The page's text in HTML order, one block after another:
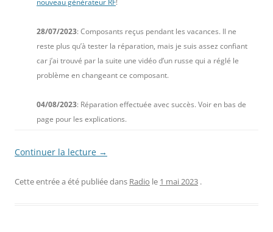
nouveau générateur RF!
28/07/2023: Composants reçus pendant les vacances. Il ne
reste plus qu’à tester la réparation, mais je suis assez confiant
car j’ai trouvé par la suite une vidéo d’un russe qui a réglé le
problème en changeant ce composant.
04/08/2023: Réparation effectuée avec succès. Voir en bas de
page pour les explications.
Continuer la lecture →
Cette entrée a été publiée dans Radio le 1 mai 2023 .